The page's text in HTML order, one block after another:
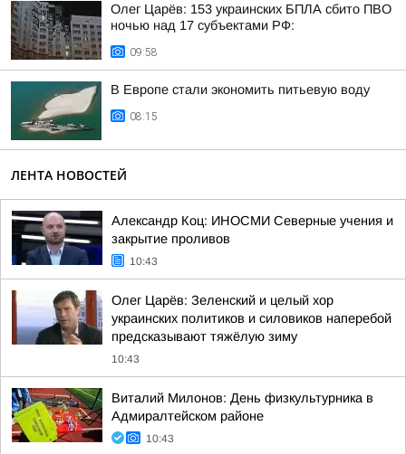
Олег Царёв: 153 украинских БПЛА сбито ПВО
ночью над 17 субъектами РФ:
09:58
В Европе стали экономить питьевую воду
08:15
ЛЕНТА НОВОСТЕЙ
Александр Коц: ИНОСМИ Северные учения и
закрытие проливов
10:43
Олег Царёв: Зеленский и целый хор
украинских политиков и силовиков наперебой
предсказывают тяжёлую зиму
10:43
Виталий Милонов: День физкультурника в
Адмиралтейском районе
10:43